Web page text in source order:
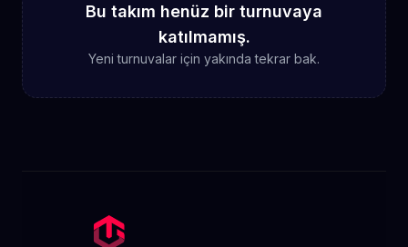
Bu takım henüz bir turnuvaya
katılmamış.
Yeni turnuvalar için yakında tekrar bak.